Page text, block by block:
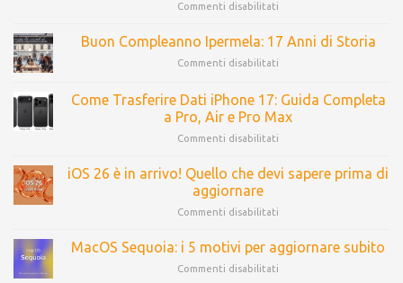
Commenti disabilitati
Buon Compleanno Ipermela: 17 Anni di Storia
Commenti disabilitati
Come Trasferire Dati iPhone 17: Guida Completa
a Pro, Air e Pro Max
Commenti disabilitati
iOS 26 è in arrivo! Quello che devi sapere prima di
aggiornare
Commenti disabilitati
MacOS Sequoia: i 5 motivi per aggiornare subito
Commenti disabilitati